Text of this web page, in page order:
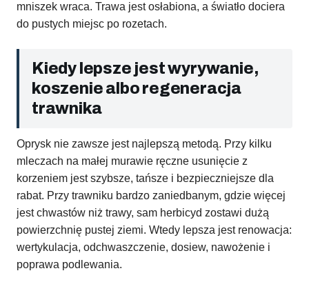
mniszek wraca. Trawa jest osłabiona, a światło dociera
do pustych miejsc po rozetach.
Kiedy lepsze jest wyrywanie,
koszenie albo regeneracja
trawnika
Oprysk nie zawsze jest najlepszą metodą. Przy kilku
mleczach na małej murawie ręczne usunięcie z
korzeniem jest szybsze, tańsze i bezpieczniejsze dla
rabat. Przy trawniku bardzo zaniedbanym, gdzie więcej
jest chwastów niż trawy, sam herbicyd zostawi dużą
powierzchnię pustej ziemi. Wtedy lepsza jest renowacja:
wertykulacja, odchwaszczenie, dosiew, nawożenie i
poprawa podlewania.